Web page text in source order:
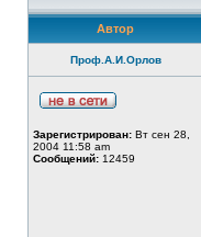
Автор
Проф.А.И.Орлов
Зарегистрирован: Вт сен 28,
2004 11:58 am
Сообщений: 12459